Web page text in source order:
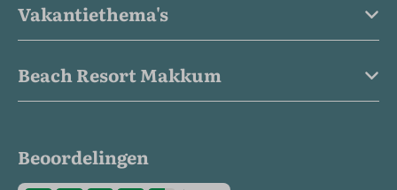
Vakantiethema's
Beach Resort Makkum
Beoordelingen